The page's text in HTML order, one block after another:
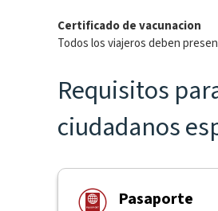
Certificado de vacunacion
Todos los viajeros deben
Requisitos
ciudadanos
Pasaporte